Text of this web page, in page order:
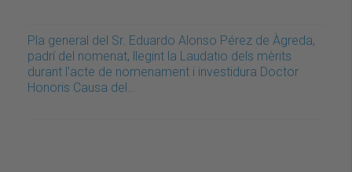
Pla general del Sr. Eduardo Alonso Pérez de Àgreda,
padrí del nomenat, llegint la Laudatio dels mèrits
durant l'acte de nomenament i investidura Doctor
Honoris Causa del…